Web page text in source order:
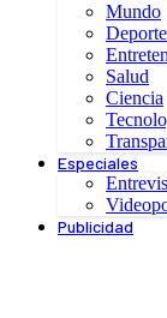
Mundo
Salud
Ciencia
Especiales
Publicidad